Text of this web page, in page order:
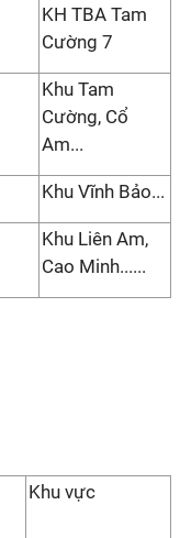
KH TBA Tam
Cường 7
Khu Tam
Cường, Cổ
Am...
Khu Vĩnh Bảo...
Khu Liên Am,
Cao Minh......
Khu vực